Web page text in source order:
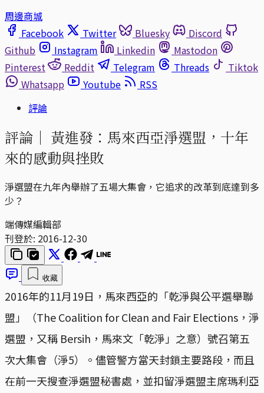
周邊商城
Facebook
Twitter Bluesky
Discord
Github
Instagram Linkedin
Mastodon
Pinterest
Reddit Telegram Threads
Tiktok
Whatsapp
Youtube
RSS
評論
評論｜ 黃進發：馬來西亞淨選盟，十年
來的感動與挫敗
淨選盟在九年內舉辦了五場大集會，它追求的改革到底達到多
少？
端傳媒編輯部
刊登於: 2016-12-30
收藏
2016年的11月19日，馬來西亞的「乾淨與公平選舉聯
盟」（The Coalition for Clean and Fair Elections，淨
選盟，又稱 Bersih，馬來文「乾淨」之意）號召第五
次大集會（淨5）。儘管警方當天封鎖主要路段，而且
在前一天搜查淨選盟秘書處，並扣留淨選盟主席瑪利亞